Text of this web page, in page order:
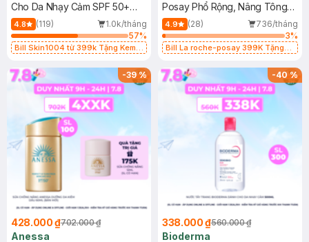
Cho Da Nhạy Cảm SPF 50+
50ml
4.8 (119)
1.0k/tháng
57%
Bill Skin1004 từ 399k Tặng Kem
SPF 50+ 20ml (SL Có Hạn)
Posay Phổ Rộng, Nâng Tông
Kiềm Dầu 50ml
4.9 (28)
736/tháng
3%
Bill La roche-posay 399K Tặng
(SL có hạn)
-39%
428.000 ₫702.000 ₫
Anessa
-40%
338.000 ₫560.000 ₫
Bioderma